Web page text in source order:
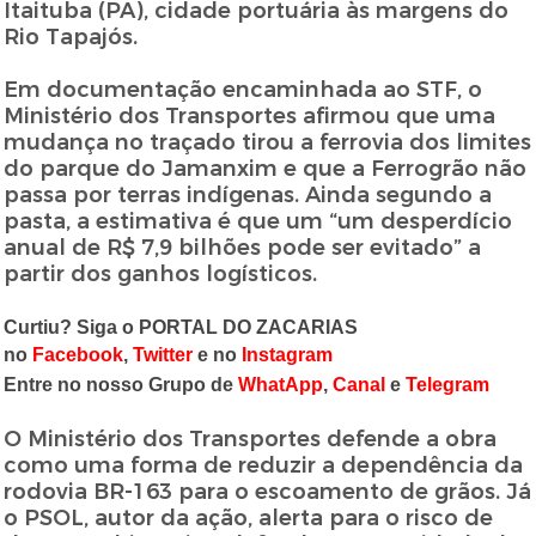
Itaituba (PA), cidade portuária às margens do
Rio Tapajós.
Em documentação encaminhada ao STF, o
Ministério dos Transportes afirmou que uma
mudança no traçado tirou a ferrovia dos limites
do parque do Jamanxim e que a Ferrogrão não
passa por terras indígenas. Ainda segundo a
pasta, a estimativa é que um “um desperdício
anual de R$ 7,9 bilhões pode ser evitado” a
partir dos ganhos logísticos.
Curtiu? Siga o PORTAL DO ZACARIAS
no Facebook,Twitter e no Instagram
Entre no nosso Grupo deWhatApp,Canal eTelegram
O Ministério dos Transportes defende a obra
como uma forma de reduzir a dependência da
rodovia BR-163 para o escoamento de grãos. Já
o PSOL, autor da ação, alerta para o risco de